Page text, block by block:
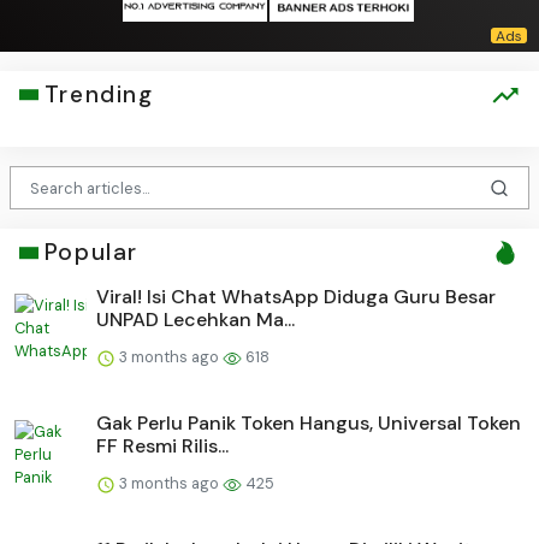
Trending
Popular
Viral! Isi Chat WhatsApp Diduga Guru Besar
UNPAD Lecehkan Ma...
3 months ago 618
Gak Perlu Panik Token Hangus, Universal Token
FF Resmi Rilis...
3 months ago 425